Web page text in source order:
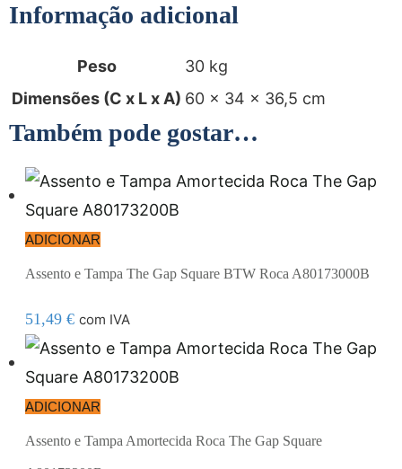
Informação adicional
Peso
30 kg
Dimensões (C x L x A) 60 × 34 × 36,5 cm
Também pode gostar…
ADICIONAR
Assento e Tampa The Gap Square BTW Roca A80173000B
51,49 € com IVA
ADICIONAR
Assento e Tampa Amortecida Roca The Gap Square